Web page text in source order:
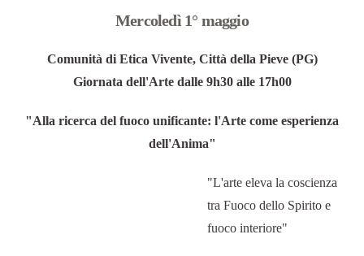
Mercoledì 1° maggio
Comunità di Etica Vivente, Città della Pieve (PG)
Giornata dell'Arte dalle 9h30 alle 17h00
"Alla ricerca del fuoco unificante: l'Arte come esperienza
dell'Anima"
"L'arte eleva la coscienza
tra Fuoco dello Spirito e
fuoco interiore"